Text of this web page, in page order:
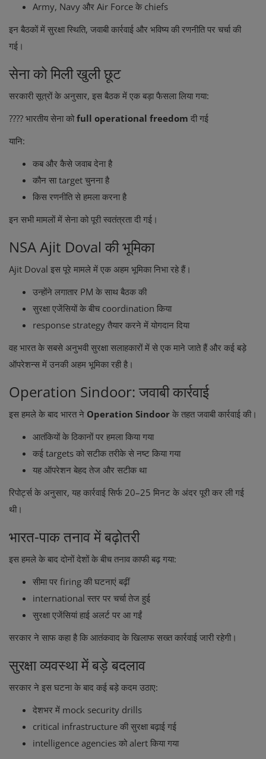
Army, Navy और Air Force के chiefs
इन बैठकों में सुरक्षा स्थिति, जवाबी कार्रवाई और भविष्य की रणनीति पर चर्चा की
गई।
सेना को मिली खुली छूट
सरकारी सूत्रों के अनुसार, इस बैठक में एक बड़ा फैसला लिया गया:
???? भारतीय सेना कोfull operational freedom दी गई
यानि:
कब और कैसे जवाब देना है
कौन सा target चुनना है
किस रणनीति से हमला करना है
इन सभी मामलों में सेना को पूरी स्वतंत्रता दी गई।
NSA Ajit Doval की भूमिका
Ajit Doval इस पूरे मामले में एक अहम भूमिका निभा रहे हैं।
उन्होंने लगातार PM के साथ बैठक की
सुरक्षा एजेंसियों के बीच coordination किया
response strategy तैयार करने में योगदान दिया
वह भारत के सबसे अनुभवी सुरक्षा सलाहकारों में से एक माने जाते हैं और कई बड़े
ऑपरेशन्स में उनकी अहम भूमिका रही है।
Operation Sindoor: जवाबी कार्रवाई
इस हमले के बाद भारत ने Operation Sindoor के तहत जवाबी कार्रवाई की।
आतंकियों के ठिकानों पर हमला किया गया
कई targets को सटीक तरीके से नष्ट किया गया
यह ऑपरेशन बेहद तेज और सटीक था
रिपोर्ट्स के अनुसार, यह कार्रवाई सिर्फ 20–25 मिनट के अंदर पूरी कर ली गई
थी।
भारत-पाक तनाव में बढ़ोतरी
इस हमले के बाद दोनों देशों के बीच तनाव काफी बढ़ गया:
सीमा पर firing की घटनाएं बढ़ीं
international स्तर पर चर्चा तेज हुई
सुरक्षा एजेंसियां हाई अलर्ट पर आ गईं
सरकार ने साफ कहा है कि आतंकवाद के खिलाफ सख्त कार्रवाई जारी रहेगी।
सुरक्षा व्यवस्था में बड़े बदलाव
सरकार ने इस घटना के बाद कई बड़े कदम उठाए:
देशभर में mock security drills
critical infrastructure की सुरक्षा बढ़ाई गई
intelligence agencies को alert किया गया